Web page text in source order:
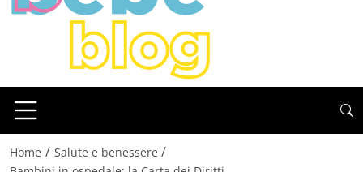
Home / Salute e benessere /